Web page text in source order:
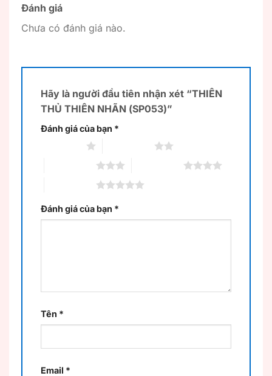
Đánh giá
Chưa có đánh giá nào.
Hãy là người đầu tiên nhận xét “THIÊN
THỦ THIÊN NHÃN (SP053)”
Đánh giá của bạn *
Đánh giá của bạn *
Tên *
Email *